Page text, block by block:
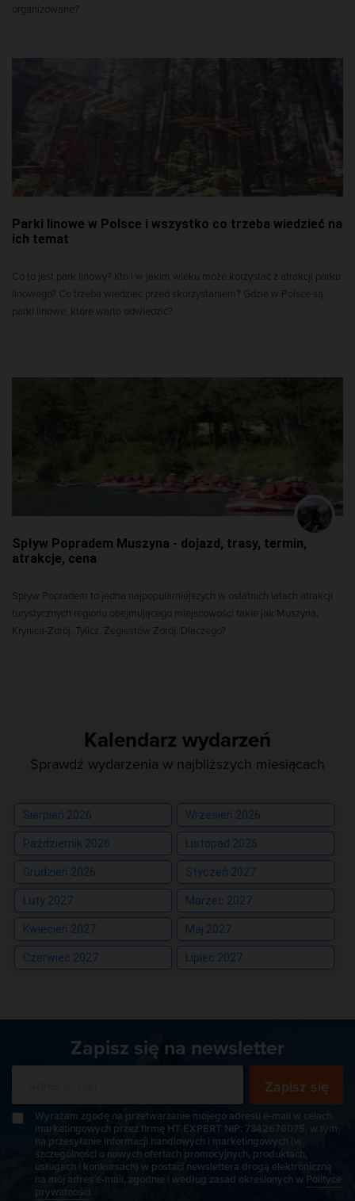
organizowane?
Parki linowe w Polsce i wszystko co trzeba wiedzieć na
ich temat
Co to jest park linowy? Kto i w jakim wieku może korzystać z atrakcji parku
linowego? Co trzeba wiedzieć przed skorzystaniem? Gdzie w Polsce są
parki linowe, które warto odwiedzić?
Spływ Popradem Muszyna - dojazd, trasy, termin,
atrakcje, cena
Spływ Popradem to jedna najpopularniejszych w ostatnich latach atrakcji
turystycznych regionu obejmującego miejscowości takie jak Muszyna,
Krynica-Zdrój, Tylicz, Żegiestów Zdrój. Dlaczego?
Kalendarz wydarzeń
Sprawdź wydarzenia w najbliższych miesiącach
Sierpień 2026 Wrzesień 2026
Październik 2026 Listopad 2026
Grudzień 2026 Styczeń 2027
Luty 2027 Marzec 2027
Kwiecień 2027 Maj 2027
Czerwiec 2027 Lipiec 2027
Zapisz się na newsletter
Zapisz się
Wyrażam zgodę na przetwarzanie mojego adresu e-mail w celach
marketingowych przez firmę HT EXPERT NIP: 7342676075, w tym
na przesyłanie informacji handlowych i marketingowych (w
szczególności o nowych ofertach promocyjnych, produktach,
usługach i konkursach) w postaci newslettera drogą elektroniczną
na mój adres e-mail, zgodnie i według zasad określonych w Polityce
prywatności.